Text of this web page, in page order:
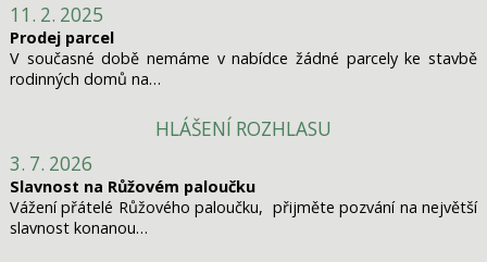
11. 2. 2025
Prodej parcel
V současné době nemáme v nabídce žádné parcely ke stavbě
rodinných domů na…
HLÁŠENÍ ROZHLASU
3. 7. 2026
Slavnost na Růžovém paloučku
Vážení přátelé Růžového paloučku, přijměte pozvání na největší
slavnost konanou…